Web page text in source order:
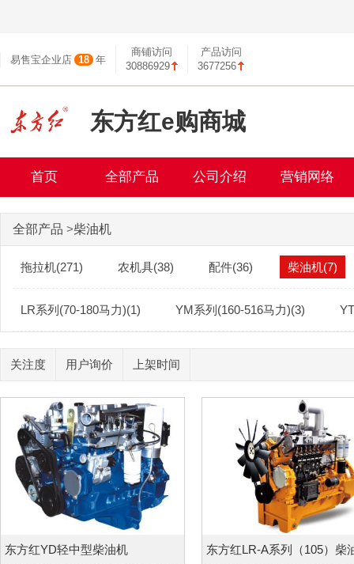
易售宝企业店 18 年
商铺访问
30886929
产品访问
3677256
东方红e购商城
首页 全部产品 公司介绍 营销网络
全部产品 >柴油机
拖拉机(271) 农机具(38) 配件(36) 柴油机(7)
LR系列(70-180马力)(1) YM系列(160-516马力)(3)
关注度 用户询价 上架时间
东方红YD轻中型柴油机 东方红LR-A系列（105）柴